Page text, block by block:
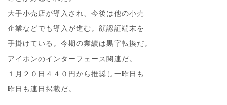
大手小売店が導入され、今後は他の小売
企業などでも導入が進む。顔認証端末を
手掛けている。今期の業績は黒字転換だ。
アイホンのインターフェース関連だ。
１月２０日４４０円から推奨し一昨日も
昨日も連日掲載だ。